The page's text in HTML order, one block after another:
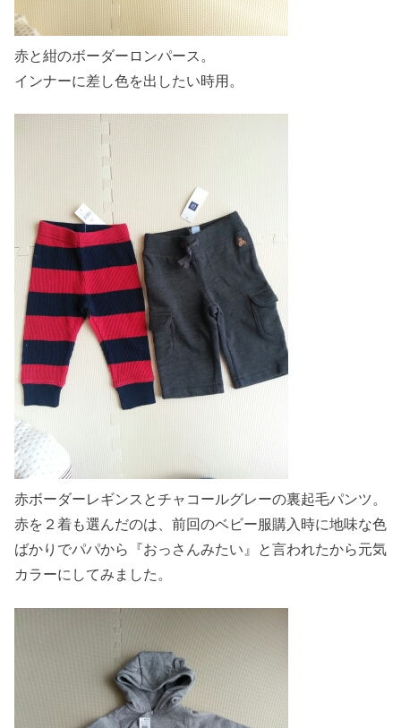
赤と紺のボーダーロンパース。
インナーに差し色を出したい時用。
赤ボーダーレギンスとチャコールグレーの裏起毛パンツ。
赤を２着も選んだのは、前回のベビー服購入時に地味な色
ばかりでパパから『おっさんみたい』と言われたから元気
カラーにしてみました。